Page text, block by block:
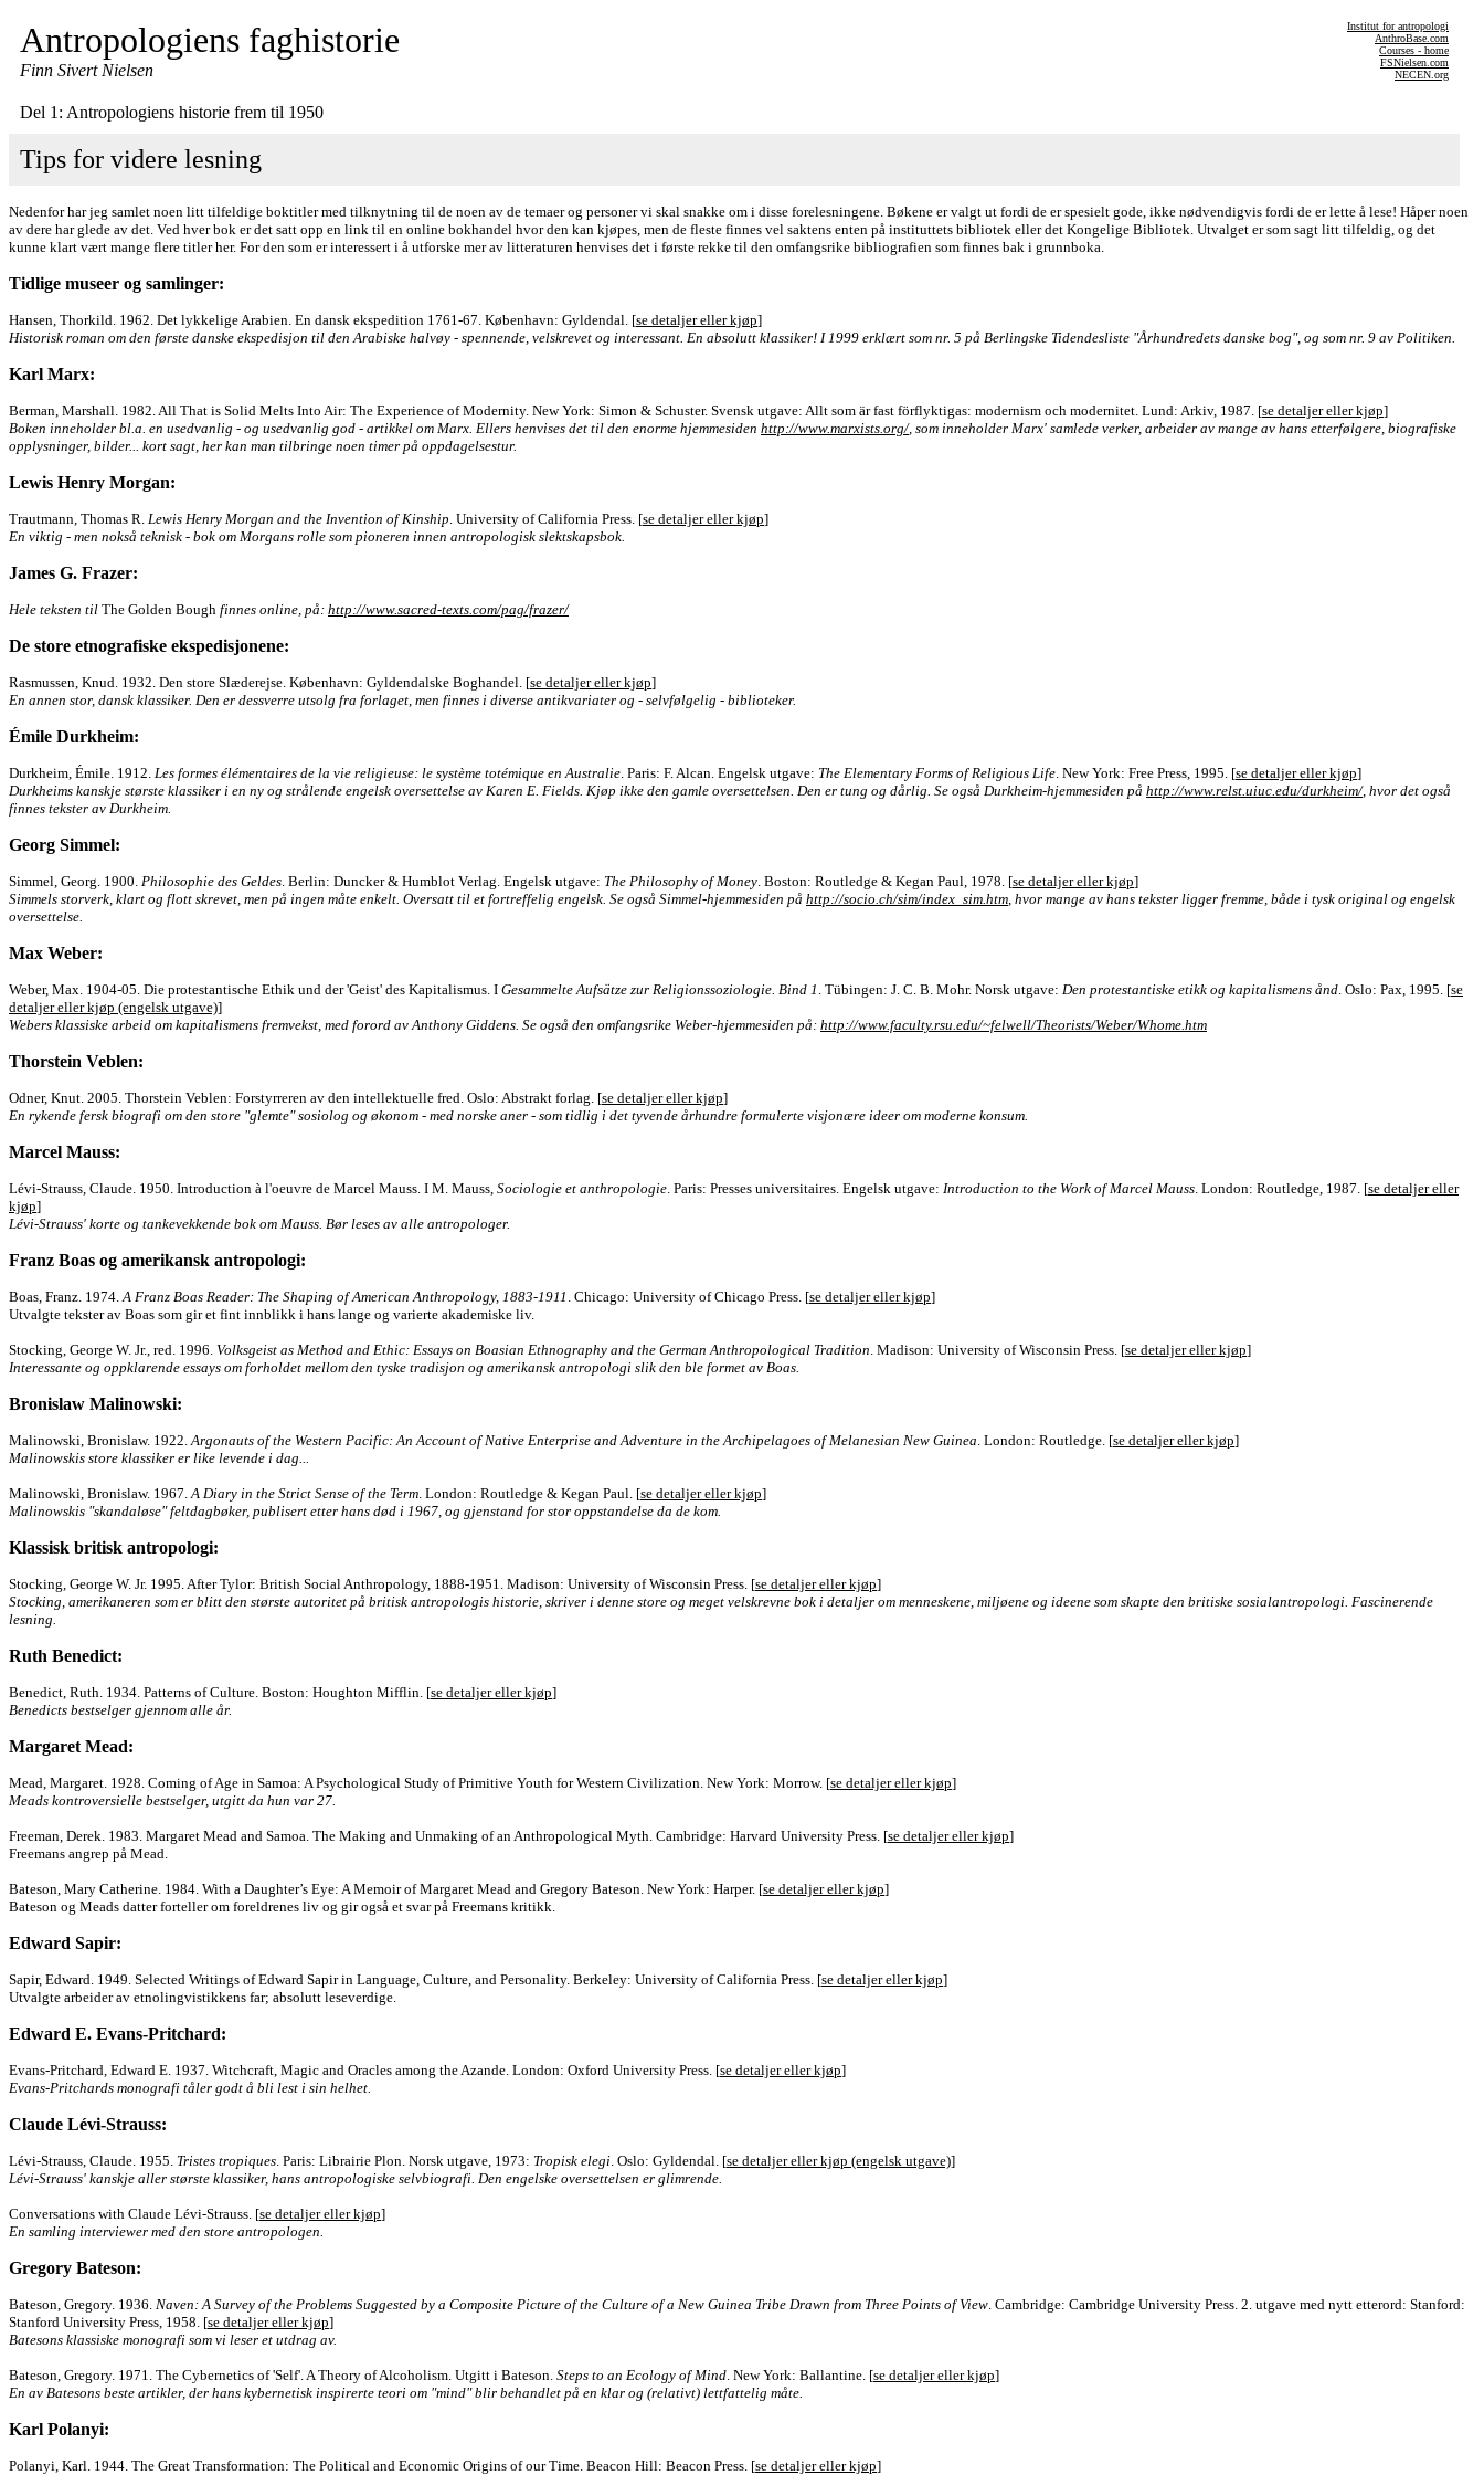
Antropologiens faghistorie
Finn Sivert Nielsen
Institut for antropologi
AnthroBase.com
Courses - home
FSNielsen.com
NECEN.org
Del 1: Antropologiens historie frem til 1950
Tips for videre lesning
Nedenfor har jeg samlet noen litt tilfeldige boktitler med tilknytning til de noen av de temaer og personer vi skal snakke om i disse forelesningene. Bøkene er valgt ut fordi de er spesielt gode, ikke nødvendigvis fordi de er lette å lese! Håper noen
av dere har glede av det. Ved hver bok er det satt opp en link til en online bokhandel hvor den kan kjøpes, men de fleste finnes vel saktens enten på instituttets bibliotek eller det Kongelige Bibliotek. Utvalget er som sagt litt tilfeldig, og det
kunne klart vært mange flere titler her. For den som er interessert i å utforske mer av litteraturen henvises det i første rekke til den omfangsrike bibliografien som finnes bak i grunnboka.
Tidlige museer og samlinger:
Hansen, Thorkild. 1962. Det lykkelige Arabien. En dansk ekspedition 1761-67. København: Gyldendal. [se detaljer eller kjøp]
Historisk roman om den første danske ekspedisjon til den Arabiske halvøy - spennende, velskrevet og interessant. En absolutt klassiker! I 1999 erklært som nr. 5 på Berlingske Tidendesliste "Århundredets danske bog", og som nr. 9 av Politiken.
Karl Marx:
Berman, Marshall. 1982. All That is Solid Melts Into Air: The Experience of Modernity. New York: Simon & Schuster. Svensk utgave: Allt som är fast förflyktigas: modernism och modernitet. Lund: Arkiv, 1987. [se detaljer eller kjøp]
Boken inneholder bl.a. en usedvanlig - og usedvanlig god - artikkel om Marx. Ellers henvises det til den enorme hjemmesiden http://www.marxists.org/, som inneholder Marx' samlede verker, arbeider av mange av hans etterfølgere, biografiske
opplysninger, bilder... kort sagt, her kan man tilbringe noen timer på oppdagelsestur.
Lewis Henry Morgan:
Trautmann, Thomas R. Lewis Henry Morgan and the Invention of Kinship. University of California Press. [se detaljer eller kjøp]
En viktig - men nokså teknisk - bok om Morgans rolle som pioneren innen antropologisk slektskapsbok.
James G. Frazer:
Hele teksten til The Golden Bough finnes online, på: http://www.sacred-texts.com/pag/frazer/
De store etnografiske ekspedisjonene:
Rasmussen, Knud. 1932. Den store Slæderejse. København: Gyldendalske Boghandel. [se detaljer eller kjøp]
En annen stor, dansk klassiker. Den er dessverre utsolg fra forlaget, men finnes i diverse antikvariater og - selvfølgelig - biblioteker.
Émile Durkheim:
Durkheim, Émile. 1912. Les formes élémentaires de la vie religieuse: le système totémique en Australie. Paris: F. Alcan. Engelsk utgave: The Elementary Forms of Religious Life. New York: Free Press, 1995. [se detaljer eller kjøp]
Durkheims kanskje største klassiker i en ny og strålende engelsk oversettelse av Karen E. Fields. Kjøp ikke den gamle oversettelsen. Den er tung og dårlig. Se også Durkheim-hjemmesiden på http://www.relst.uiuc.edu/durkheim/, hvor det også
finnes tekster av Durkheim.
Georg Simmel:
Simmel, Georg. 1900. Philosophie des Geldes. Berlin: Duncker & Humblot Verlag. Engelsk utgave: The Philosophy of Money. Boston: Routledge & Kegan Paul, 1978. [se detaljer eller kjøp]
Simmels storverk, klart og flott skrevet, men på ingen måte enkelt. Oversatt til et fortreffelig engelsk. Se også Simmel-hjemmesiden på http://socio.ch/sim/index_sim.htm, hvor mange av hans tekster ligger fremme, både i tysk original og engelsk
oversettelse.
Max Weber:
Weber, Max. 1904-05. Die protestantische Ethik und der 'Geist' des Kapitalismus. I Gesammelte Aufsätze zur Religionssoziologie. Bind 1 . Tübingen: J. C. B. Mohr. Norsk utgave: Den protestantiske etikk og kapitalismens ånd. Oslo: Pax, 1995. [se
detaljer eller kjøp (engelsk utgave)]
Webers klassiske arbeid om kapitalismens fremvekst, med forord av Anthony Giddens. Se også den omfangsrike Weber-hjemmesiden på: http://www.faculty.rsu.edu/~felwell/Theorists/Weber/Whome.htm
Thorstein Veblen:
Odner, Knut. 2005. Thorstein Veblen: Forstyrreren av den intellektuelle fred. Oslo: Abstrakt forlag. [se detaljer eller kjøp]
En rykende fersk biografi om den store "glemte" sosiolog og økonom - med norske aner - som tidlig i det tyvende århundre formulerte visjonære ideer om moderne konsum.
Marcel Mauss:
Lévi-Strauss, Claude. 1950. Introduction à l'oeuvre de Marcel Mauss. I M. Mauss, Sociologie et anthropologie. Paris: Presses universitaires. Engelsk utgave: Introduction to the Work of Marcel Mauss. London: Routledge, 1987. [se detaljer eller
kjøp]
Lévi-Strauss' korte og tankevekkende bok om Mauss. Bør leses av alle antropologer.
Franz Boas og amerikansk antropologi:
Boas, Franz. 1974.A Franz Boas Reader: The Shaping of American Anthropology, 1883-1911 . Chicago: University of Chicago Press. [se detaljer eller kjøp]
Utvalgte tekster av Boas som gir et fint innblikk i hans lange og varierte akademiske liv.
Stocking, George W. Jr., red. 1996. Volksgeist as Method and Ethic: Essays on Boasian Ethnography and the German Anthropological Tradition. Madison: University of Wisconsin Press. [se detaljer eller kjøp]
Interessante og oppklarende essays om forholdet mellom den tyske tradisjon og amerikansk antropologi slik den ble formet av Boas.
Bronislaw Malinowski:
Malinowski, Bronislaw. 1922.Argonauts of the Western Pacific: An Account of Native Enterprise and Adventure in the Archipelagoes of Melanesian New Guinea. London: Routledge. [se detaljer eller kjøp]
Malinowskis store klassiker er like levende i dag...
Malinowski, Bronislaw. 1967.A Diary in the Strict Sense of the Term. London: Routledge & Kegan Paul. [se detaljer eller kjøp]
Malinowskis "skandaløse" feltdagbøker, publisert etter hans død i 1967, og gjenstand for stor oppstandelse da de kom.
Klassisk britisk antropologi:
Stocking, George W. Jr. 1995. After Tylor: British Social Anthropology, 1888-1951. Madison: University of Wisconsin Press. [se detaljer eller kjøp]
Stocking, amerikaneren som er blitt den største autoritet på britisk antropologis historie, skriver i denne store og meget velskrevne bok i detaljer om menneskene, miljøene og ideene som skapte den britiske sosialantropologi. Fascinerende
lesning.
Ruth Benedict:
Benedict, Ruth. 1934. Patterns of Culture. Boston: Houghton Mifflin. [se detaljer eller kjøp]
Benedicts bestselger gjennom alle år.
Margaret Mead:
Mead, Margaret. 1928. Coming of Age in Samoa: A Psychological Study of Primitive Youth for Western Civilization. New York: Morrow. [se detaljer eller kjøp]
Meads kontroversielle bestselger, utgitt da hun var 27.
Freeman, Derek. 1983. Margaret Mead and Samoa. The Making and Unmaking of an Anthropological Myth. Cambridge: Harvard University Press. [se detaljer eller kjøp]
Freemans angrep på Mead.
Bateson, Mary Catherine. 1984. With a Daughter’s Eye: A Memoir of Margaret Mead and Gregory Bateson. New York: Harper. [se detaljer eller kjøp]
Bateson og Meads datter forteller om foreldrenes liv og gir også et svar på Freemans kritikk.
Edward Sapir:
Sapir, Edward. 1949. Selected Writings of Edward Sapir in Language, Culture, and Personality. Berkeley: University of California Press. [se detaljer eller kjøp]
Utvalgte arbeider av etnolingvistikkens far; absolutt leseverdige.
Edward E. Evans-Pritchard:
Evans-Pritchard, Edward E. 1937. Witchcraft, Magic and Oracles among the Azande. London: Oxford University Press. [se detaljer eller kjøp]
Evans-Pritchards monografi tåler godt å bli lest i sin helhet.
Claude Lévi-Strauss:
Lévi-Strauss, Claude. 1955. Tristes tropiques. Paris: Librairie Plon. Norsk utgave, 1973: Tropisk elegi. Oslo: Gyldendal. [se detaljer eller kjøp (engelsk utgave)]
Lévi-Strauss' kanskje aller største klassiker, hans antropologiske selvbiografi. Den engelske oversettelsen er glimrende.
Conversations with Claude Lévi-Strauss. [se detaljer eller kjøp]
En samling interviewer med den store antropologen.
Gregory Bateson:
Bateson, Gregory. 1936. Naven: A Survey of the Problems Suggested by a Composite Picture of the Culture of a New Guinea Tribe Drawn from Three Points of View. Cambridge: Cambridge University Press. 2. utgave med nytt etterord: Stanford:
Stanford University Press, 1958. [se detaljer eller kjøp]
Batesons klassiske monografi som vi leser et utdrag av.
Bateson, Gregory. 1971. The Cybernetics of 'Self'. A Theory of Alcoholism. Utgitt i Bateson. Steps to an Ecology of Mind. New York: Ballantine. [se detaljer eller kjøp]
En av Batesons beste artikler, der hans kybernetisk inspirerte teori om "mind" blir behandlet på en klar og (relativt) lettfattelig måte.
Karl Polanyi:
Polanyi, Karl. 1944. The Great Transformation: The Political and Economic Origins of our Time. Beacon Hill: Beacon Press. [se detaljer eller kjøp]